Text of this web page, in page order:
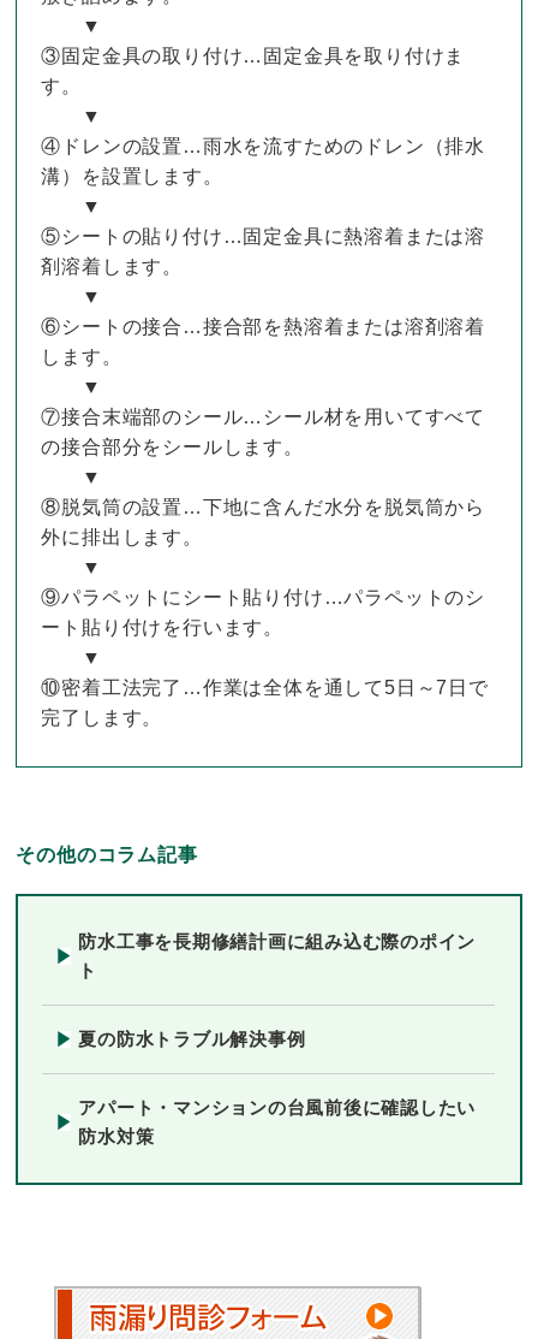
▼
③固定金具の取り付け…固定金具を取り付けま
す。
▼
④ドレンの設置…雨水を流すためのドレン（排水
溝）を設置します。
▼
⑤シートの貼り付け…固定金具に熱溶着または溶
剤溶着します。
▼
⑥シートの接合…接合部を熱溶着または溶剤溶着
します。
▼
⑦接合末端部のシール…シール材を用いてすべて
の接合部分をシールします。
▼
⑧脱気筒の設置…下地に含んだ水分を脱気筒から
外に排出します。
▼
⑨パラペットにシート貼り付け…パラペットのシ
ート貼り付けを行います。
▼
⑩密着工法完了…作業は全体を通して5日～7日で
完了します。
その他のコラム記事
防水工事を長期修繕計画に組み込む際のポイン
ト
夏の防水トラブル解決事例
アパート・マンションの台風前後に確認したい
防水対策